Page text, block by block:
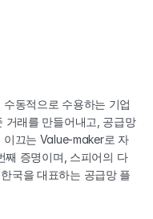
동적으로 수용하는 기업
거래를 만들어내고, 공급망
이끄는 Value-maker로 자
째 증명이며, 스피어의 다
국을 대표하는 공급망 플